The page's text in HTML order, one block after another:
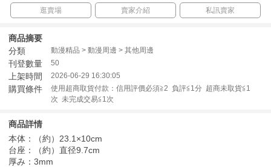
逛賣場
賣家介紹 私訊賣家
商品摘要
分類
動漫精品 > 動漫周邊 > 其他周邊
刊登數量 50
上架時間 2026-06-29 16:30:05
購買條件
使用超商取貨付款：信用評價必須≧2 負評≦1分 超商未取貨≦1
次 未完成交易≦1次
商品詳情
本体：（約）23.1×10cm
台座：（約）直径9.7cm
厚み：3mm